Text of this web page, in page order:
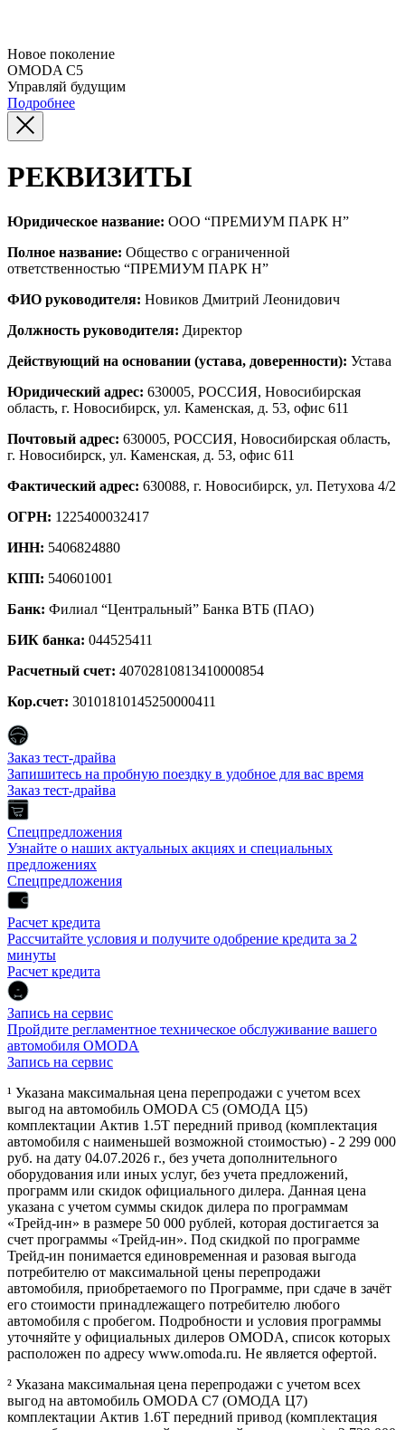
Новое поколение
OMODA C5
Управляй будущим
Подробнее
РЕКВИЗИТЫ
Юридическое название: ООО “ПРЕМИУМ ПАРК Н”
Полное название: Общество с ограниченной
ответственностью “ПРЕМИУМ ПАРК Н”
ФИО руководителя: Новиков Дмитрий Леонидович
Должность руководителя: Директор
Действующий на основании (устава, доверенности): Устава
Юридический адрес: 630005, РОССИЯ, Новосибирская
область, г. Новосибирск, ул. Каменская, д. 53, офис 611
Почтовый адрес: 630005, РОССИЯ, Новосибирская область,
г. Новосибирск, ул. Каменская, д. 53, офис 611
Фактический адрес: 630088, г. Новосибирск, ул. Петухова 4/2
ОГРН: 1225400032417
ИНН: 5406824880
КПП: 540601001
Банк: Филиал “Центральный” Банка ВТБ (ПАО)
БИК банка: 044525411
Расчетный счет: 40702810813410000854
Кор.счет: 30101810145250000411
Заказ тест-драйва
Запишитесь на пробную поездку в удобное для вас время
Заказ тест-драйва
Спецпредложения
Узнайте о наших актуальных акциях и специальных
предложениях
Спецпредложения
Расчет кредита
Рассчитайте условия и получите одобрение кредита за 2
минуты
Расчет кредита
Запись на сервис
Пройдите регламентное техническое обслуживание вашего
автомобиля OMODA
Запись на сервис
¹ Указана максимальная цена перепродажи с учетом всех
выгод на автомобиль OMODA C5 (ОМОДА Ц5)
комплектации Актив 1.5Т передний привод (комплектация
автомобиля с наименьшей возможной стоимостью) - 2 299 000
руб. на дату 04.07.2026 г., без учета дополнительного
оборудования или иных услуг, без учета предложений,
программ или скидок официального дилера. Данная цена
указана с учетом суммы скидок дилера по программам
«Трейд-ин» в размере 50 000 рублей, которая достигается за
счет программы «Трейд-ин». Под скидкой по программе
Трейд-ин понимается единовременная и разовая выгода
потребителю от максимальной цены перепродажи
автомобиля, приобретаемого по Программе, при сдаче в зачёт
его стоимости принадлежащего потребителю любого
автомобиля с пробегом. Подробности и условия программы
уточняйте у официальных дилеров OMODA, список которых
расположен по адресу www.omoda.ru. Не является офертой.
² Указана максимальная цена перепродажи с учетом всех
выгод на автомобиль OMODA C7 (ОМОДА Ц7)
комплектации Актив 1.6T передний привод (комплектация